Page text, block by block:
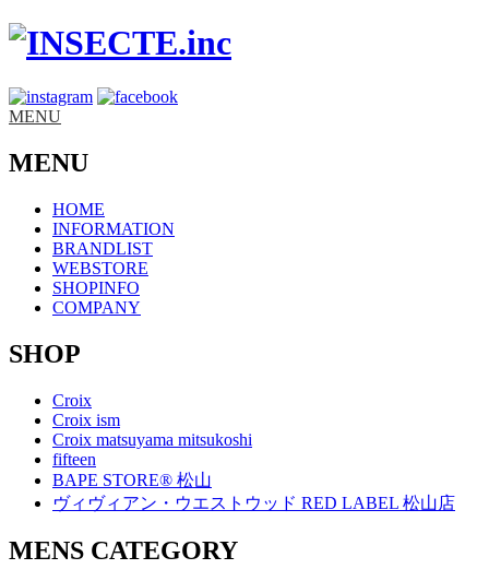
MENU
MENU
HOME
INFORMATION
BRANDLIST
WEBSTORE
SHOPINFO
COMPANY
SHOP
Croix
Croix ism
Croix matsuyama mitsukoshi
fifteen
BAPE STORE® 松山
ヴィヴィアン・ウエストウッド RED LABEL 松山店
MENS CATEGORY